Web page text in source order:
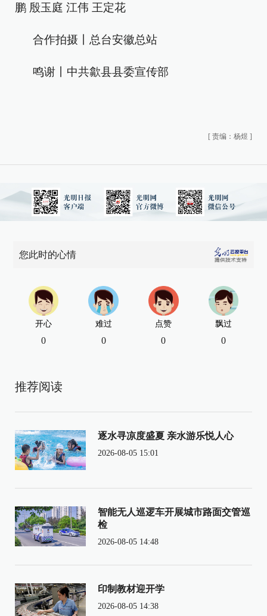
鹏 殷玉庭 江伟 王定花
合作拍摄丨总台安徽总站
鸣谢丨中共歙县县委宣传部
[ 责编：杨煜 ]
您此时的心情
开心
0
难过
0
点赞
0
飘过
0
推荐阅读
逐水寻凉度盛夏 亲水游乐悦人心
2026-08-05 15:01
智能无人巡逻车开展城市路面交管巡
检
2026-08-05 14:48
印制教材迎开学
2026-08-05 14:38